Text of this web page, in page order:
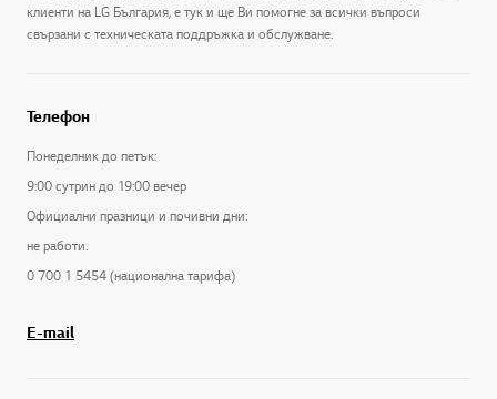
клиенти на LG България, е тук и ще Ви помогне за всички въпроси
свързани с техническата поддръжка и обслужване.
Телефон
Понеделник до петък:
9:00 сутрин до 19:00 вечер
Официални празници и почивни дни:
не работи.
0 700 1 5454 (национална тарифа)
E-mail